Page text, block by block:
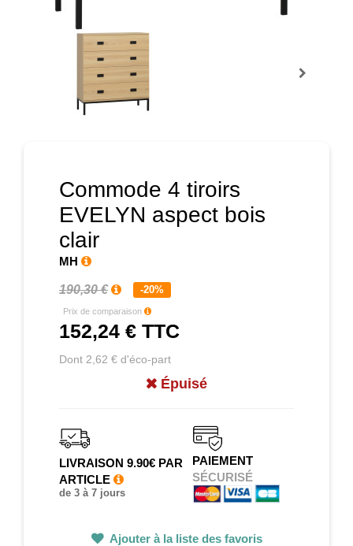
Commode 4 tiroirs
EVELYN aspect bois
clair
MH
190,30 € -20%
Prix de comparaison
152,24 € TTC
Dont 2,62 € d'éco-part
Épuisé
LIVRAISON 9.90€ PAR
ARTICLE
de 3 à 7 jours
PAIEMENT
SÉCURISÉ
Ajouter à la liste des favoris